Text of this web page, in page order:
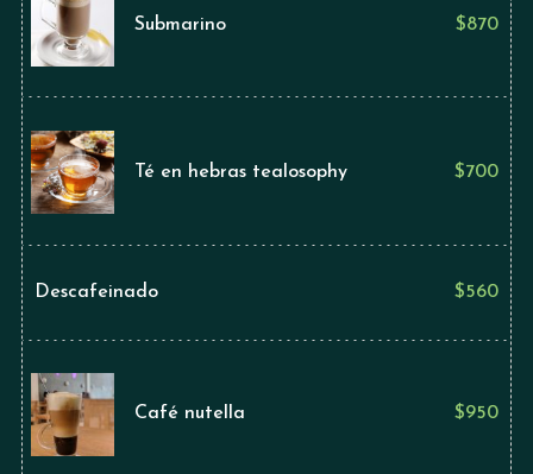
Submarino $870
Té en hebras tealosophy $700
Descafeinado $560
Café nutella $950